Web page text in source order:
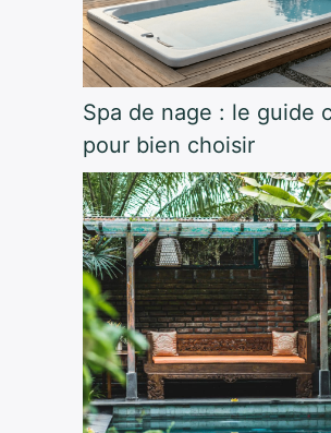
Spa de nage : le guide
pour bien choisir